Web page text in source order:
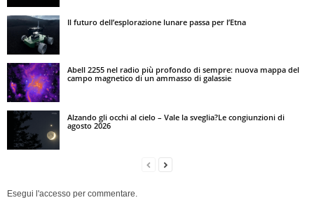
Il futuro dell’esplorazione lunare passa per l’Etna
Abell 2255 nel radio più profondo di sempre: nuova mappa del
campo magnetico di un ammasso di galassie
Alzando gli occhi al cielo – Vale la sveglia?Le congiunzioni di
agosto 2026
Esegui l'accesso per commentare.